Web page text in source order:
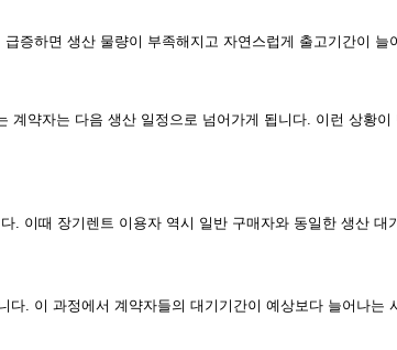
증하면 생산 물량이 부족해지고 자연스럽게 출고기간이 늘
약자는 다음 생산 일정으로 넘어가게 됩니다. 이런 상황
이때 장기렌트 이용자 역시 일반 구매자와 동일한 생산
. 이 과정에서 계약자들의 대기기간이 예상보다 늘어나는